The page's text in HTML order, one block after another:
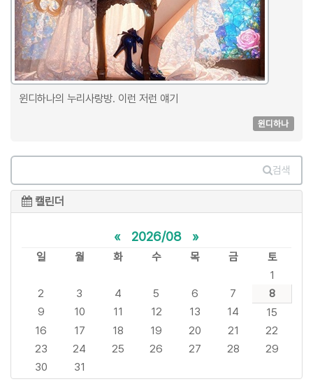
윈디하나의 누리사랑방. 이런 저런 얘기
윈디하나
검색
캘린더
« 2026/08 »
일 월 화 수 목 금
토
1
2
3 4 5 6 7
8
9
10 11 12 13 14
15
16
17 18 19 20 21
22
23
24 25 26 27 28
29
30
31